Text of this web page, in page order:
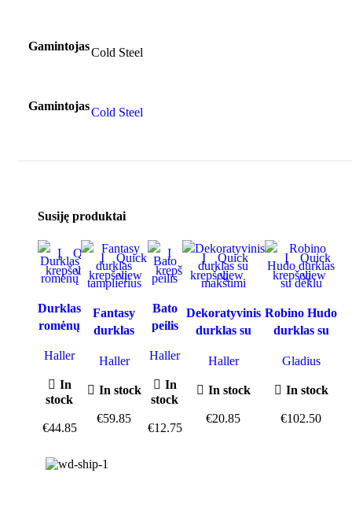
GamintojasCold Steel
GamintojasCold Steel
Susiję produktai
Į
krepšelį
Quick
view
Durklas
romėnų
Haller
In
stock
€44.85
Į
krepšelį
Quick
view
Fantasy
durklas
Haller
In stock
€59.85
Į
krepšelį
Quick
view
Bato
peilis
Haller
In
stock
€12.75
Į
krepšelį
Quick
view
Dekoratyvinis
durklas su
Haller
In stock
€20.85
Į
krepšelį
Quick
view
Robino Hudo
durklas su
Gladius
In stock
€102.50